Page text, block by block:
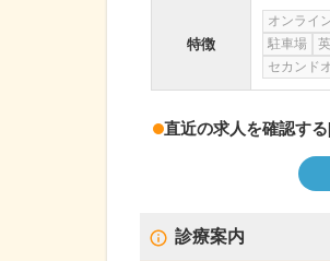
特徴
オンライ
駐車場
セカンド
直近の求人を確認する
診療案内